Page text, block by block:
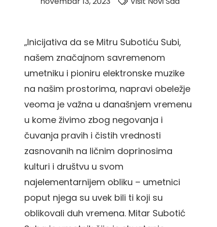
„Inicijativa da se Mitru Subotiću Subi,
našem značajnom savremenom
umetniku i pioniru elektronske muzike
na našim prostorima, napravi obeležje
veoma je važna u današnjem vremenu
u kome živimo zbog negovanja i
čuvanja pravih i čistih vrednosti
zasnovanih na ličnim doprinosima
kulturi i društvu u svom
najelementarnijem obliku – umetnici
poput njega su uvek bili ti koji su
oblikovali duh vremena. Mitar Subotić